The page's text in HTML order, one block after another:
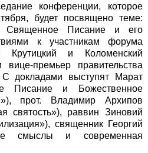
конференции, которое
будет посвящено теме:
Священное Писание и его
к участникам форума
Крутицкий и Коломенский
премьер правительства
докладами выступят Марат
Писание и Божественное
прот. Владимир Архипов
святость»), раввин Зиновий
священник Георгий
смыслы и современная